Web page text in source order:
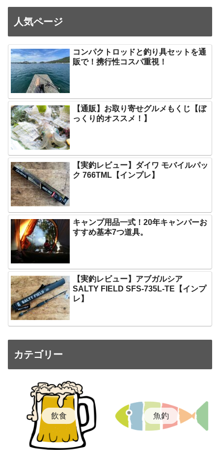
人気ページ
コンパクトロッドと釣り具セットを通
販で！携行性コスパ重視！
【通販】お取り寄せグルメもくじ【ぼ
っくり的オススメ！】
【実釣レビュー】ダイワ モバイルパッ
ク 766TML【インプレ】
キャンプ用品一式！20年キャンパーお
すすめ基本7つ道具。
【実釣レビュー】アブガルシア
SALTY FIELD SFS-735L-TE【インプ
レ】
カテゴリー
飲食 魚釣